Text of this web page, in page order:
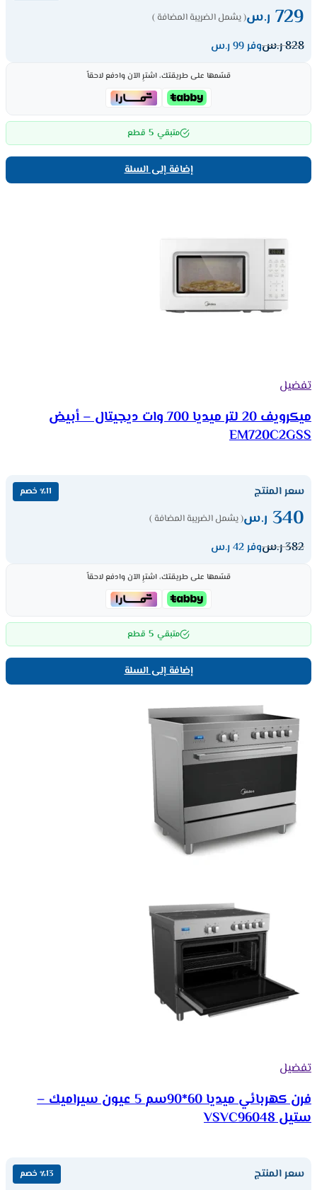
729 ر.س( يشمل الضريبة المضافة )
828ر.سوفر 99 ر.س
قسّمها على طريقتك، اشترِ الآن وادفع لاحقاً
متبقي 5 قطع
إضافة إلى السلة
تفضيل
ميكرويف 20 لتر ميديا 700 وات ديجيتال – أبيض
EM720C2GSS
سعر المنتج ٪11 خصم
340 ر.س( يشمل الضريبة المضافة )
382ر.سوفر 42 ر.س
قسّمها على طريقتك، اشترِ الآن وادفع لاحقاً
متبقي 5 قطع
إضافة إلى السلة
تفضيل
فرن كهربائي ميديا 60*90سم 5 عيون سيراميك –
ستيل VSVC96048
سعر المنتج ٪13 خصم